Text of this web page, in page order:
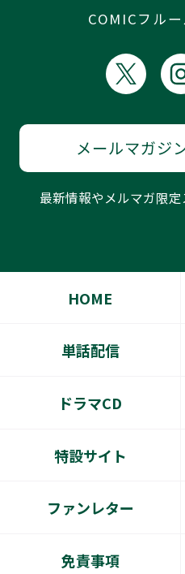
COMICフル
メールマガジ
最新情報やメルマガ限
HOME
単話配信
ドラマCD
特設サイト
ファンレター
免責事項